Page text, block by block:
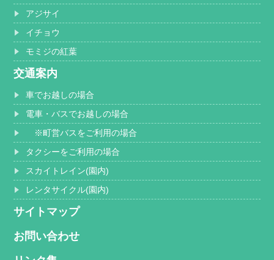
アジサイ
イチョウ
モミジの紅葉
交通案内
車でお越しの場合
電車・バスでお越しの場合
※町営バスをご利用の場合
タクシーをご利用の場合
スカイトレイン(園内)
レンタサイクル(園内)
サイトマップ
お問い合わせ